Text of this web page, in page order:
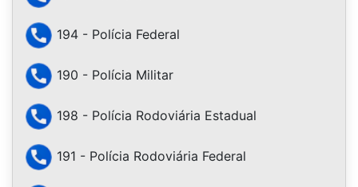
194 - Polícia Federal
190 - Polícia Militar
198 - Polícia Rodoviária Estadual
191 - Polícia Rodoviária Federal